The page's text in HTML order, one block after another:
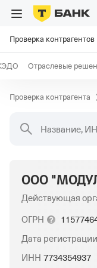
Проверка контрагентов
Отраслевые
Проверка контрагента
Название,
ООО
Действующая
ОГРН
Дата регистрации
ИНН 7734354937